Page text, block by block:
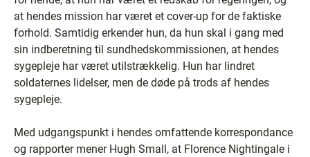
at hendes mission har været et cover-up for de faktiske
forhold. Samtidig erkender hun, da hun skal i gang med
sin indberetning til sundhedskommissionen, at hendes
sygepleje har været utilstrækkelig. Hun har lindret
soldaternes lidelser, men de døde på trods af hendes
sygepleje.
Med udgangspunkt i hendes omfattende korrespondance
og rapporter mener Hugh Small, at Florence Nightingale i